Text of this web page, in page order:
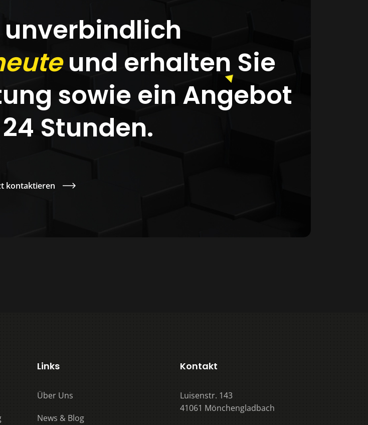
unverbindlich
und erhalten Sie
sowie ein Angebot
Stunden.
kontaktieren
Links
Über Uns
News & Blog
Kontakt
Luisenstr. 143
41061 Mönchengladbach